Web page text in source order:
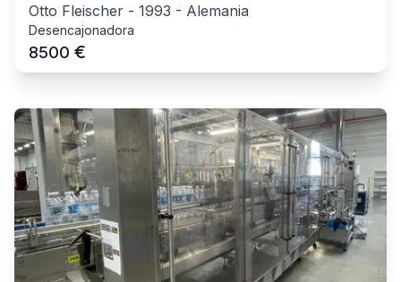
Otto Fleischer - 1993 - Alemania
Desencajonadora
8500 €